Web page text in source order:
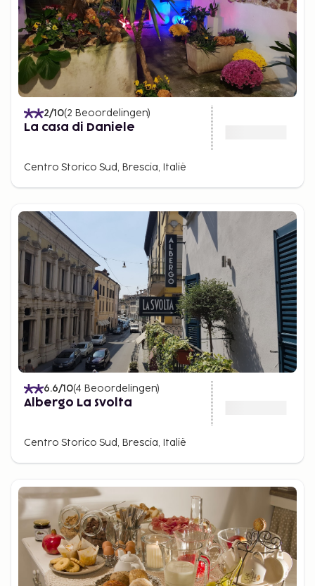
2/10(2 Beoordelingen)
La casa di Daniele
Centro Storico Sud, Brescia, Italië
6.6/10(4 Beoordelingen)
Albergo La Svolta
Centro Storico Sud, Brescia, Italië